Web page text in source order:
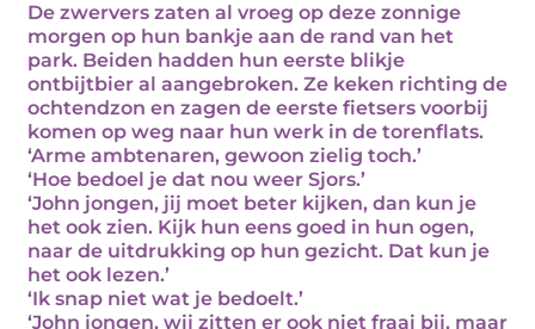
De zwervers zaten al vroeg op deze zonnige
morgen op hun bankje aan de rand van het
park. Beiden hadden hun eerste blikje
ontbijtbier al aangebroken. Ze keken richting de
ochtendzon en zagen de eerste fietsers voorbij
komen op weg naar hun werk in de torenflats.
‘Arme ambtenaren, gewoon zielig toch.’
‘Hoe bedoel je dat nou weer Sjors.’
‘John jongen, jij moet beter kijken, dan kun je
het ook zien. Kijk hun eens goed in hun ogen,
naar de uitdrukking op hun gezicht. Dat kun je
het ook lezen.’
‘Ik snap niet wat je bedoelt.’
‘John jongen, wij zitten er ook niet fraai bij, maar